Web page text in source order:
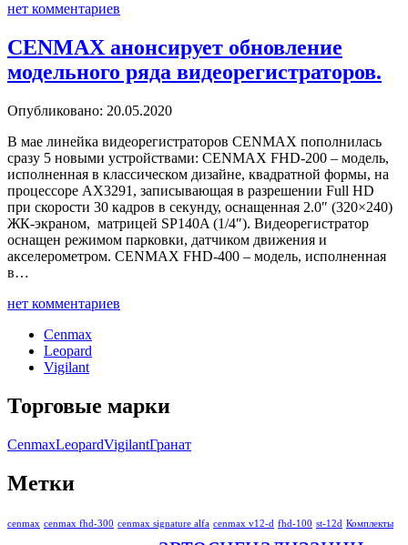
нет комментариев
CENMAX анонсирует обновление
модельного ряда видеорегистраторов.
Опубликовано: 20.05.2020
В мае линейка видеорегистраторов CENMAX пополнилась
сразу 5 новыми устройствами: CENMAX FHD-200 – модель,
исполненная в классическом дизайне, квадратной формы, на
процессоре AX3291, записывающая в разрешении Full HD
при скорости 30 кадров в секунду, оснащенная 2.0″ (320×240)
ЖК-экраном, матрицей SP140A (1/4″). Видеорегистратор
оснащен режимом парковки, датчиком движения и
акселерометром. CENMAX FHD-400 – модель, исполненная
в…
нет комментариев
Cenmax
Leopard
Vigilant
Торговые марки
CenmaxLeopardVigilantГранат
Метки
cenmax cenmax fhd-300 cenmax signature alfa cenmax v12-d fhd-100 st-12d Комплекты